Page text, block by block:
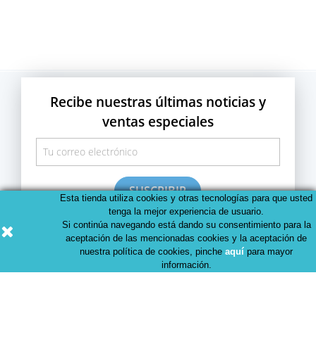
Recibe nuestras últimas noticias y
ventas especiales
Puedes darte de baja en cualquier momento. Para ello,
consulta nuestra información de contacto en el aviso legal
o en cada correo Newsletter que recibas.
Esta tienda utiliza cookies y otras tecnologías para que usted
tenga la mejor experiencia de usuario.
Si continúa navegando está dando su consentimiento para la
aceptación de las mencionadas cookies y la aceptación de
nuestra política de cookies, pinche aquí para mayor
información.